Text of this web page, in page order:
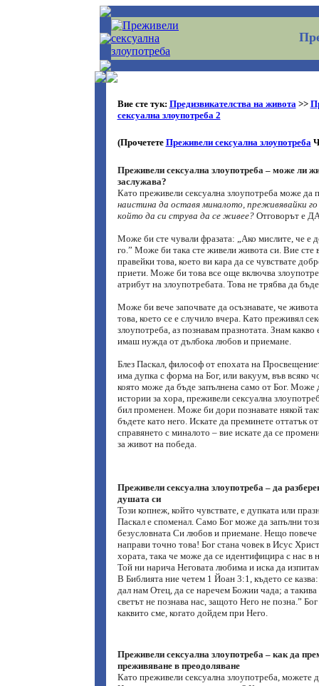
Вие сте тук: Предизвикателства на живота>>
сексуална злоупотреба 2
(Прочетете Преживели сексуална злоупотреба
Преживели сексуална злоупотреба – може ли
заслужава?
Като преживели сексуална злоупотреба може да
наистина да оставя миналото, преживявайки
който да си струва да се живее?Отговорът е
Може би сте чували фразата: „Ако мислите, че е
го.” Може би така сте живели живота си. Вие сте
правейки това, което ви кара да се чувствате
приети. Може би това все още включва
атрибут на злоупотребата. Това не трябва да
Може би вече започвате да осъзнавате, че
това, което се е случило вчера. Като преживял
злоупотреба, аз познавам празнотата. Знам
имаш нужда от дълбока любов и приемане.
Блез Паскал, философ от епохата на
има дупка с форма на Бог, или вакуум, във всяко
която може да бъде запълнена само от Бог. Може
истории за хора, преживели сексуална
бил променен. Може би дори познавате някой
бъдете като него. Искате да преминете оттатък
справянето с миналото – вие искате да се
за живот на победа.
Преживели сексуална злоупотреба – да
душата си
Този копнеж, който чувствате, е дупката или
Паскал е споменал. Само Бог може да запълни
безусловната Си любов и приемане. Нещо повече
направи точно това! Бог стана човек в Исус
хората, така че може да се идентифицира с нас в
Той ни нарича Неговата любима и иска да
В Библията ние четем 1 Йоан 3:1, където се
дал нам Отец, да се наречем Божии чада; а такива
светът не познава нас, защото Него не позна.”
каквито сме, когато дойдем при Него.
Преживели сексуална злоупотреба – как да
преживяване в преодоляване
Като преживели сексуална злоупотреба, можете